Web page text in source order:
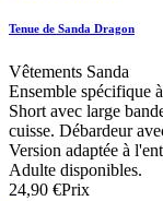
Tenue de Sanda Dragon
Vêtements Sanda
Ensemble spécifique
Short avec large
cuisse. Débardeur
Version adaptée à
Adulte disponibles.
24,90 €Prix